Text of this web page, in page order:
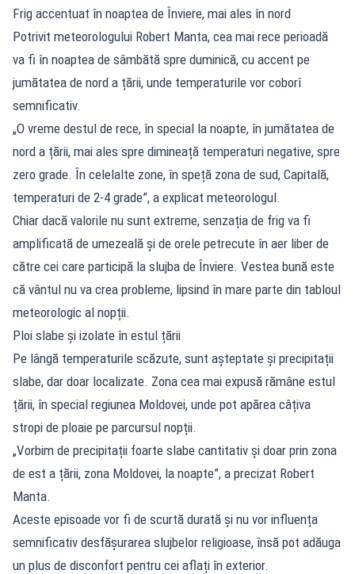
Frig accentuat în noaptea de Înviere, mai ales în nord
Potrivit meteorologului Robert Manta, cea mai rece perioadă
va fi în noaptea de sâmbătă spre duminică, cu accent pe
jumătatea de nord a țării, unde temperaturile vor coborî
semnificativ.
„O vreme destul de rece, în special la noapte, în jumătatea de
nord a țării, mai ales spre dimineață temperaturi negative, spre
zero grade. În celelalte zone, în speță zona de sud, Capitală,
temperaturi de 2-4 grade”, a explicat meteorologul.
Chiar dacă valorile nu sunt extreme, senzația de frig va fi
amplificată de umezeală și de orele petrecute în aer liber de
către cei care participă la slujba de Înviere. Vestea bună este
că vântul nu va crea probleme, lipsind în mare parte din tabloul
meteorologic al nopții.
Ploi slabe și izolate în estul țării
Pe lângă temperaturile scăzute, sunt așteptate și precipitații
slabe, dar doar localizate. Zona cea mai expusă rămâne estul
țării, în special regiunea Moldovei, unde pot apărea câțiva
stropi de ploaie pe parcursul nopții.
„Vorbim de precipitații foarte slabe cantitativ și doar prin zona
de est a țării, zona Moldovei, la noapte”, a precizat Robert
Manta.
Aceste episoade vor fi de scurtă durată și nu vor influența
semnificativ desfășurarea slujbelor religioase, însă pot adăuga
un plus de disconfort pentru cei aflați în exterior.